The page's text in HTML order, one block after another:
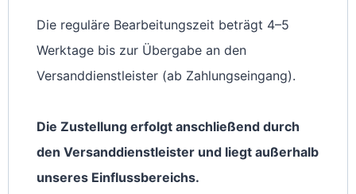
Die reguläre Bearbeitungszeit beträgt 4–5
Werktage bis zur Übergabe an den
Versanddienstleister (ab Zahlungseingang).
Die Zustellung erfolgt anschließend durch
den Versanddienstleister und liegt außerhalb
unseres Einflussbereichs.